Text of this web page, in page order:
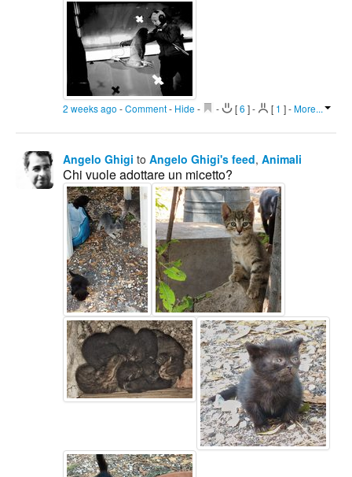
2 weeks ago -Comment- Hide - - [6 ]- [ 1 ]-More...
Angelo Ghigi to Angelo Ghigi's feed, Animali
Chi vuole adottare un micetto?